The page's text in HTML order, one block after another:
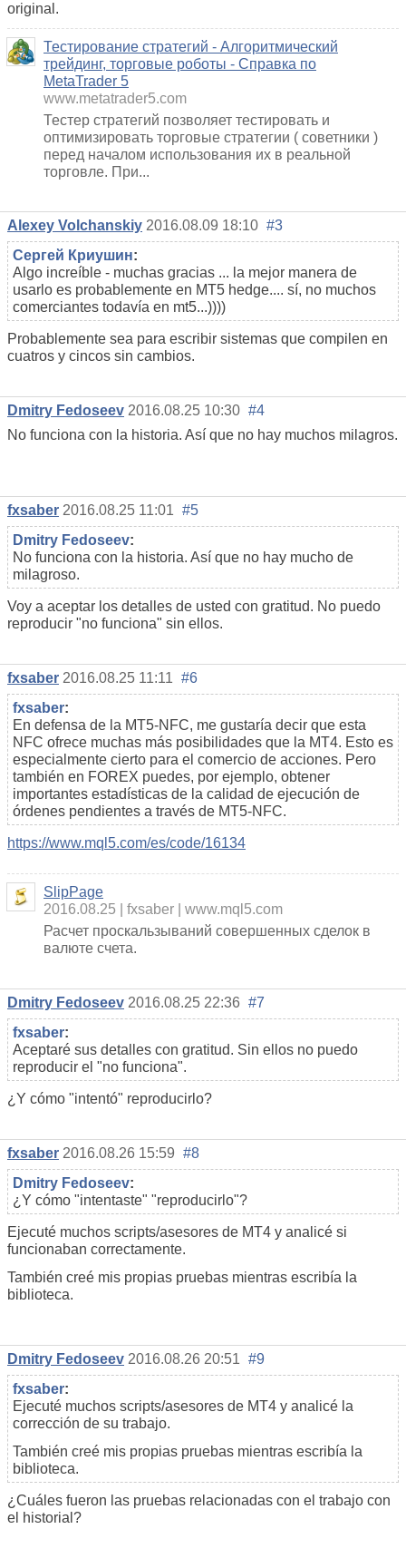
original.
Тестирование стратегий - Алгоритмический
трейдинг, торговые роботы - Справка по
MetaTrader 5
www.metatrader5.com
Тестер стратегий позволяет тестировать и
оптимизировать торговые стратегии ( советники )
перед началом использования их в реальной
торговле. При...
Alexey Volchanskiy 2016.08.09 18:10 #3
Сергей Криушин:
Algo increíble - muchas gracias ... la mejor manera de
usarlo es probablemente en MT5 hedge.... sí, no muchos
comerciantes todavía en mt5...))))
Probablemente sea para escribir sistemas que compilen en
cuatros y cincos sin cambios.
Dmitry Fedoseev 2016.08.25 10:30 #4
No funciona con la historia. Así que no hay muchos milagros.
fxsaber 2016.08.25 11:01 #5
Dmitry Fedoseev:
No funciona con la historia. Así que no hay mucho de
milagroso.
Voy a aceptar los detalles de usted con gratitud. No puedo
reproducir "no funciona" sin ellos.
fxsaber 2016.08.25 11:11 #6
fxsaber:
En defensa de la MT5-NFC, me gustaría decir que esta
NFC ofrece muchas más posibilidades que la MT4. Esto es
especialmente cierto para el comercio de acciones. Pero
también en FOREX puedes, por ejemplo, obtener
importantes estadísticas de la calidad de ejecución de
órdenes pendientes a través de MT5-NFC.
https://www.mql5.com/es/code/16134
SlipPage
2016.08.25
fxsaber
www.mql5.com
Расчет проскальзываний совершенных сделок в
валюте счета.
Dmitry Fedoseev 2016.08.25 22:36 #7
fxsaber:
Aceptaré sus detalles con gratitud. Sin ellos no puedo
reproducir el "no funciona".
¿Y cómo "intentó" reproducirlo?
fxsaber 2016.08.26 15:59 #8
Dmitry Fedoseev:
¿Y cómo "intentaste" "reproducirlo"?
Ejecuté muchos scripts/asesores de MT4 y analicé si
funcionaban correctamente.
También creé mis propias pruebas mientras escribía la
biblioteca.
Dmitry Fedoseev 2016.08.26 20:51 #9
fxsaber:
Ejecuté muchos scripts/asesores de MT4 y analicé la
corrección de su trabajo.
También creé mis propias pruebas mientras escribía la
biblioteca.
¿Cuáles fueron las pruebas relacionadas con el trabajo con
el historial?